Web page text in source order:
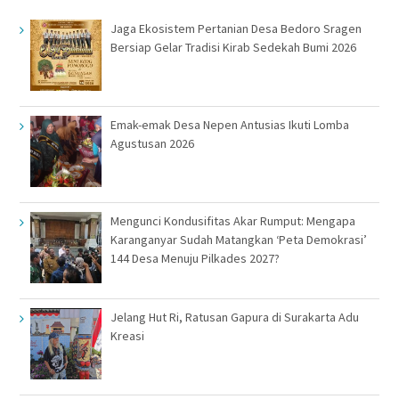
Jaga Ekosistem Pertanian Desa Bedoro Sragen
Bersiap Gelar Tradisi Kirab Sedekah Bumi 2026
Emak-emak Desa Nepen Antusias Ikuti Lomba
Agustusan 2026
Mengunci Kondusifitas Akar Rumput: Mengapa
Karanganyar Sudah Matangkan ‘Peta Demokrasi’
144 Desa Menuju Pilkades 2027?
Jelang Hut Ri, Ratusan Gapura di Surakarta Adu
Kreasi